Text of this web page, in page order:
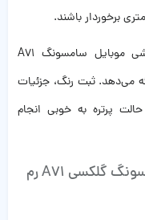
برخوردار باشند.
سنسور ۳۲ مگاپیکسلی دوربین سلفی گوشی موبایل سامسونگ A71
می‌دهد. ثبت رنگ،‌ جزئیات
پرتره به خوبی انجام
سخت‌افزار، باطری و اسپیکر در سامسونگ گلکسی A71 رم